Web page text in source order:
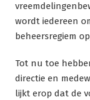
wordt iedereen
beheersregiem
Tot nu toe
directie en
lijkt erop dat de